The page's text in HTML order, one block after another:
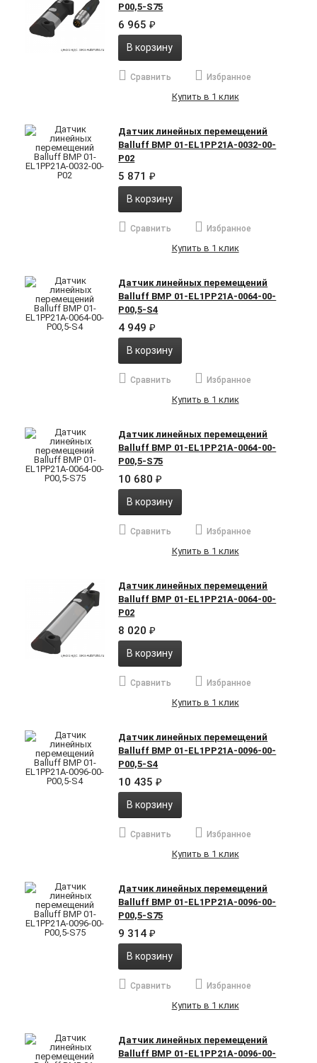
P00,5-S75
6 965₽
В корзину
Сравнить Избранное
Купить в 1 клик
Датчик линейных перемещений
Balluff BMP 01-EL1PP21A-0032-00-
P02
5 871₽
В корзину
Сравнить Избранное
Купить в 1 клик
Датчик линейных перемещений
Balluff BMP 01-EL1PP21A-0064-00-
P00,5-S4
4 949₽
В корзину
Сравнить Избранное
Купить в 1 клик
Датчик линейных перемещений
Balluff BMP 01-EL1PP21A-0064-00-
P00,5-S75
10 680₽
В корзину
Сравнить Избранное
Купить в 1 клик
Датчик линейных перемещений
Balluff BMP 01-EL1PP21A-0064-00-
P02
8 020₽
В корзину
Сравнить Избранное
Купить в 1 клик
Датчик линейных перемещений
Balluff BMP 01-EL1PP21A-0096-00-
P00,5-S4
10 435₽
В корзину
Сравнить Избранное
Купить в 1 клик
Датчик линейных перемещений
Balluff BMP 01-EL1PP21A-0096-00-
P00,5-S75
9 314₽
В корзину
Сравнить Избранное
Купить в 1 клик
Датчик линейных перемещений
Balluff BMP 01-EL1PP21A-0096-00-